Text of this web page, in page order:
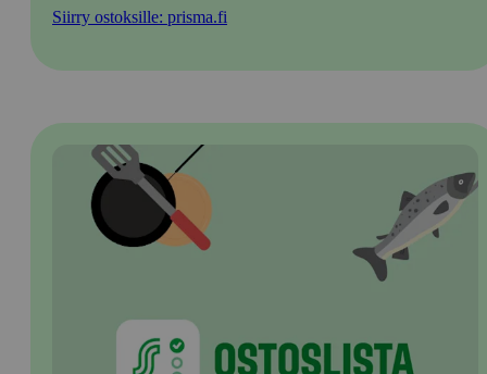
Siirry ostoksille: prisma.fi